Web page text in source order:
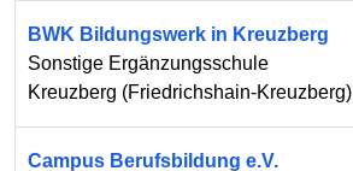
BWK Bildungswerk in Kreuzberg
Sonstige Ergänzungsschule
Kreuzberg (Friedrichshain-Kreuzberg)
Campus Berufsbildung e.V.